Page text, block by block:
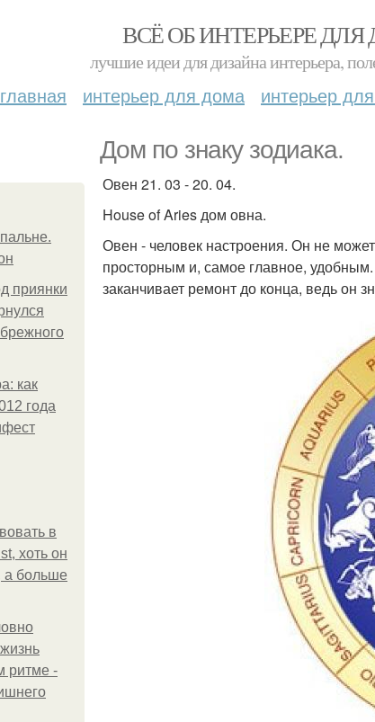
ВСЁ ОБ ИНТЕРЬЕРЕ
лучшие идеи для дизайна интерьера,
главная интерьер для дома интерьер
Дом по знаку зодиака.
приянки
как
года
в
хоть он
а больше
ритме -
Овен 21. 03 - 20. 04.
House of Aries дом овна.
Овен - человек настроения. Он не
просторным и, самое главное,
заканчивает ремонт до конца, ведь он